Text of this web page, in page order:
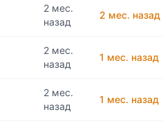
2 мес.
назад
2 мес. назад
2 мес.
назад
1 мес. назад
2 мес.
назад
1 мес. назад